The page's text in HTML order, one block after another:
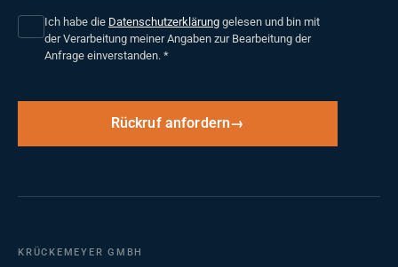
Ich habe die Datenschutzerklärung gelesen und bin mit
der Verarbeitung meiner Angaben zur Bearbeitung der
Anfrage einverstanden. *
Rückruf anfordern
KRÜCKEMEYER GMBH